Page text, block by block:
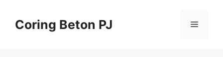
contentCoring Beton PJ Menu